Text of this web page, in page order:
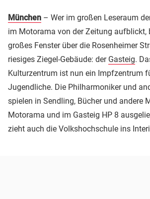
München – Wer im großen Leseraum
im Motorama von der Zeitung aufblickt,
großes Fenster über die Rosenheimer
riesiges Ziegel-Gebäude: der Gasteig.
Kulturzentrum ist nun ein Impfzentrum
Jugendliche. Die Philharmoniker und
spielen in Sendling, Bücher und andere
Motorama und im Gasteig HP 8
zieht auch die Volkshochschule ins